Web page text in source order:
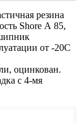
резина
Shore А 85,
от -20С
оцинкован.
с 4-мя